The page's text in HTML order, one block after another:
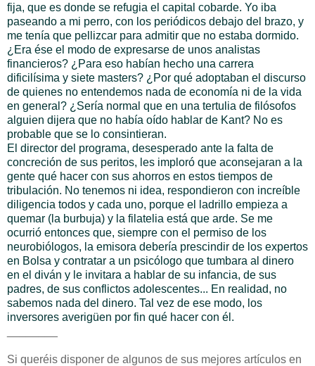
fija, que es donde se refugia el capital cobarde. Yo iba
paseando a mi perro, con los periódicos debajo del brazo, y
me tenía que pellizcar para admitir que no estaba dormido.
¿Era ése el modo de expresarse de unos analistas
financieros? ¿Para eso habían hecho una carrera
dificilísima y siete masters? ¿Por qué adoptaban el discurso
de quienes no entendemos nada de economía ni de la vida
en general? ¿Sería normal que en una tertulia de filósofos
alguien dijera que no había oído hablar de Kant? No es
probable que se lo consintieran.
El director del programa, desesperado ante la falta de
concreción de sus peritos, les imploró que aconsejaran a la
gente qué hacer con sus ahorros en estos tiempos de
tribulación. No tenemos ni idea, respondieron con increíble
diligencia todos y cada uno, porque el ladrillo empieza a
quemar (la burbuja) y la filatelia está que arde. Se me
ocurrió entonces que, siempre con el permiso de los
neurobiólogos, la emisora debería prescindir de los expertos
en Bolsa y contratar a un psicólogo que tumbara al dinero
en el diván y le invitara a hablar de su infancia, de sus
padres, de sus conflictos adolescentes... En realidad, no
sabemos nada del dinero. Tal vez de ese modo, los
inversores averigüen por fin qué hacer con él.
Si queréis disponer de algunos de sus mejores artículos en